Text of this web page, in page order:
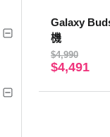
Galaxy
機
$4,990
$4,491